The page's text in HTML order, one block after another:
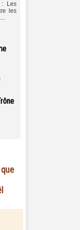
: Les
les